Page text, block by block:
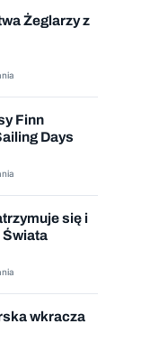
Żeglarzy z
Finn
Days
się i
Świata
wkracza